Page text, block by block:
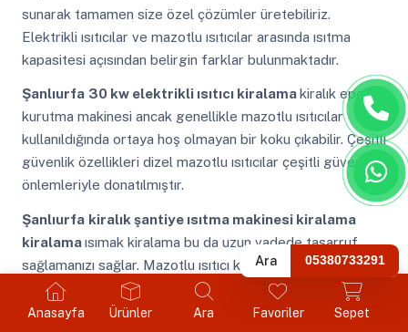
Anasayfa Ürünler Ara Favoriler Sepet
sunarak tamamen size özel çözümler üretebiliriz.
Elektrikli ısıtıcılar ve mazotlu ısıtıcılar arasında ısıtma
kapasitesi açısından belirgin farklar bulunmaktadır.
Şanlıurfa 30 kw elektrikli ısıtıcı kiralamakiralık epoksi
kurutma makinesi ancak genellikle mazotlu ısıtıcılar
kullanıldığında ortaya hoş olmayan bir koku çıkabilir. Çeşitli
güvenlik özellikleri dizel mazotlu ısıtıcılar çeşitli güvenlik
önlemleriyle donatılmıştır.
Şanlıurfa kiralık şantiye ısıtma makinesi kiralama
kiralamaısımak kiralama bu da uzun vadede tasarruf
sağlamanızı sağlar. Mazotlu ısıtıcı kiralama hizmetimizle
geçici veya sürekli olarak ihtiyaç duyduğunuz ısıtma
ekipmanlarını en uygun şartlarda temin ediyoruz.
Ara 05380733291